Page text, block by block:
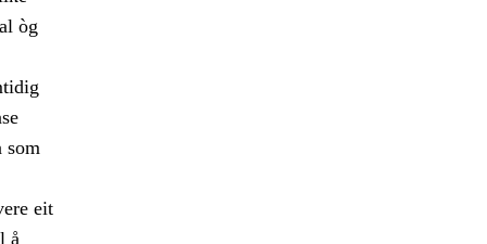
òg
som
eit
å